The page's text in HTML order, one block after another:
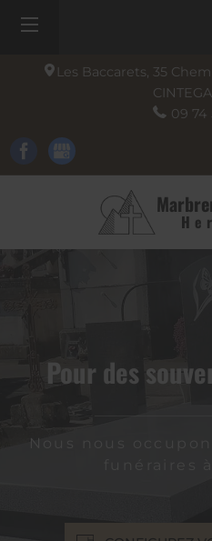
Les Baccarets, 35
09 74
Pour des
Nous nous
funéraires